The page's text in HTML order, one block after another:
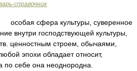
справочник
сфера культуры, суверенное
внутри господствующей культуры,
ценностным строем, обычаями,
эпохи обладает относит,
по себе она неоднородна.